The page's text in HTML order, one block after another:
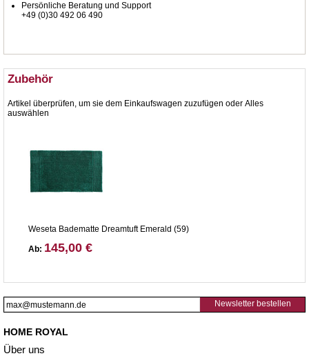
Persönliche Beratung und Support
+49 (0)30 492 06 490
Zubehör
Artikel überprüfen, um sie dem Einkaufswagen zuzufügen oder Alles
auswählen
Weseta Badematte Dreamtuft Emerald (59)
Ab: 145,00 €
Newsletter bestellen
HOME ROYAL
Über uns